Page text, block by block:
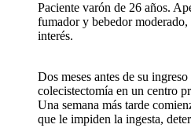
Paciente varón de 26 años.
fumador y bebedor moderado,
interés.
Dos meses antes de su
colecistectomía en un centro
Una semana más tarde
que le impiden la ingesta,